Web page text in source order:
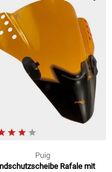
Puig
Rafale mit